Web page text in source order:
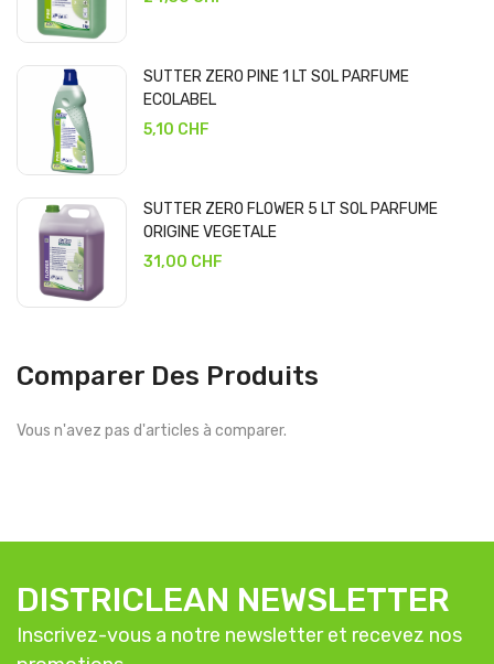
SUTTER ZERO PINE 1 LT SOL PARFUME
ECOLABEL
5,10 CHF
SUTTER ZERO FLOWER 5 LT SOL PARFUME
ORIGINE VEGETALE
31,00 CHF
Comparer Des Produits
Vous n'avez pas d'articles à comparer.
DISTRICLEAN NEWSLETTER
Inscrivez-vous a notre newsletter et recevez nos